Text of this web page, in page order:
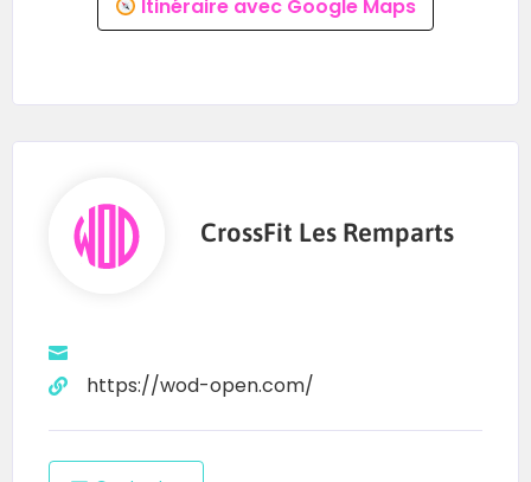
Itinéraire avec Google Maps
CrossFit Les Remparts
https://wod-open.com/